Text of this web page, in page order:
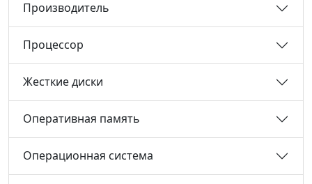
Производитель
Процессор
Жесткие диски
Оперативная память
Операционная система